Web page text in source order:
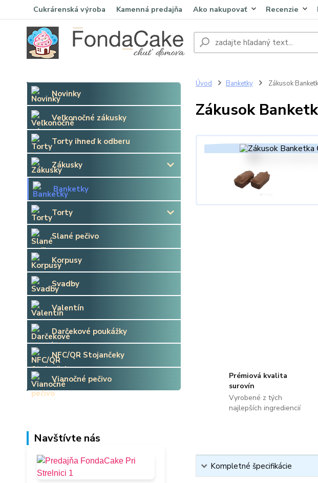
Cukrárenská výroba Kamenná predajňa Ako nakupovať Recenzie
Novinky
Veľkonočné zákusky
Torty ihneď k odberu
Zákusky
Banketky
Torty
Slané pečivo
Korpusy
Svadby
Valentín
Darčekové poukážky
NFC/QR Stojančeky
Vianočné pečivo
Navštívte nás
Úvod Banketky Zákusok
Zákusok
Prémiová kvalita
surovín
Vyrobené z tých
najlepších ingrediencií
Kompletné špecifikácie